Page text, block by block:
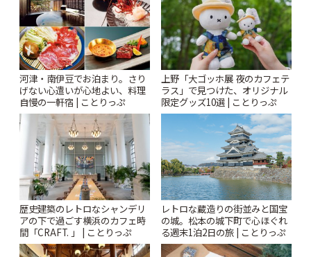
河津・南伊豆でお泊まり。さり
げない心遣いが心地よい、料理
自慢の一軒宿 | ことりっぷ
上野「大ゴッホ展 夜のカフェテ
ラス」で見つけた、オリジナル
限定グッズ10選 | ことりっぷ
歴史建築のレトロなシャンデリ
アの下で過ごす横浜のカフェ時
間「CRAFT. 」 | ことりっぷ
レトロな蔵造りの街並みと国宝
の城。松本の城下町で心ほぐれ
る週末1泊2日の旅 | ことりっぷ